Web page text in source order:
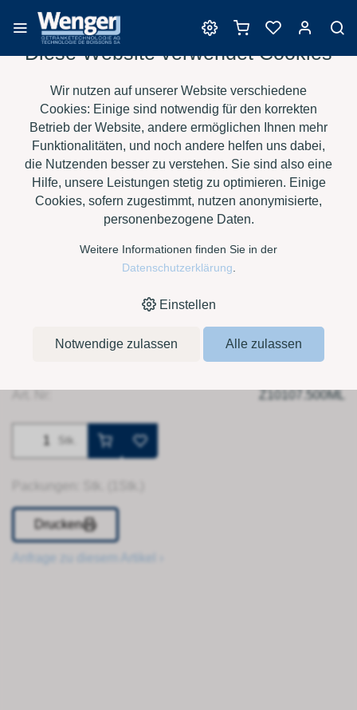
Reinigungsmittel
HOME › E-SHOP › WEIN › REINIGUNGSMITTEL › TENSID
CHEMIE - RIMA-HOLD, LEERE FLASCHE À 0.5 LT.
Tensid Chemie - RIMA-
HOLD, leere Flasche à
Z10107.500ML
Stk.
Drucken
Anfrage zu diesem Artikel ›
Diese Website verwendet Cookies
Wir nutzen auf unserer Website verschiedene
Cookies: Einige sind notwendig für den korrekten
Betrieb der Website, andere ermöglichen Ihnen mehr
Funktionalitäten, und noch andere helfen uns dabei,
die Nutzenden besser zu verstehen. Sie sind also eine
Hilfe, unsere Leistungen stetig zu optimieren. Einige
Cookies, sofern zugestimmt, nutzen anonymisierte,
personenbezogene Daten.
Weitere Informationen finden Sie in der
Datenschutzerklärung
Einstellen
Notwendige zulassen Alle zulassen